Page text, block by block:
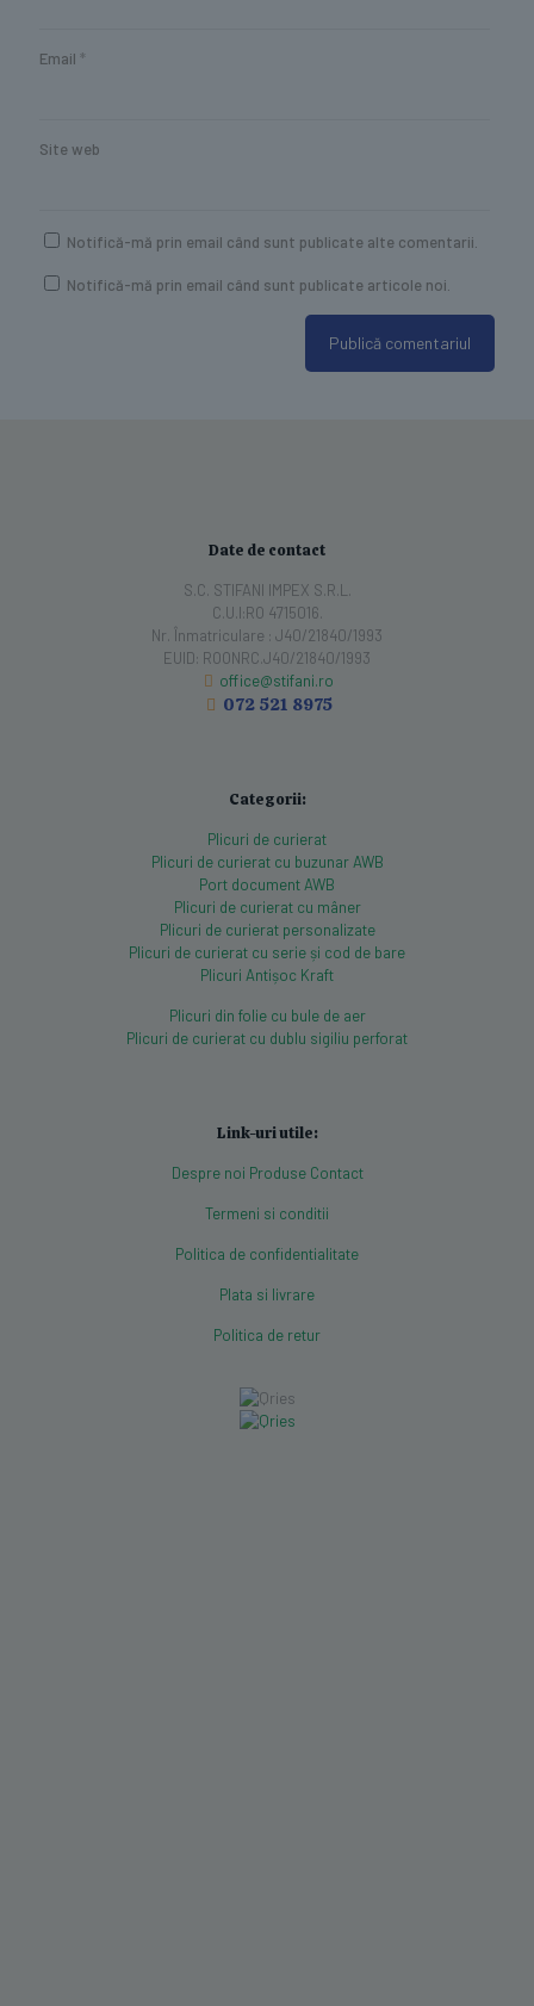
Email *
Site web
Notifică-mă prin email când sunt publicate alte comentarii.
Notifică-mă prin email când sunt publicate articole noi.
Date de contact
S.C. STIFANI IMPEX S.R.L.
C.U.I:RO 4715016.
Nr. Înmatriculare : J40/21840/1993
EUID: ROONRC.J40/21840/1993
office@stifani.ro
072 521 8975
Categorii:
Plicuri de curierat
Plicuri de curierat cu buzunar AWB
Port document AWB
Plicuri de curierat cu mâner
Plicuri de curierat personalizate
Plicuri de curierat cu serie și cod de bare
Plicuri Antișoc Kraft
Plicuri din folie cu bule de aer
Plicuri de curierat cu dublu sigiliu perforat
Link-uri utile:
Despre noi Produse Contact
Termeni si conditii
Politica de confidentialitate
Plata si livrare
Politica de retur